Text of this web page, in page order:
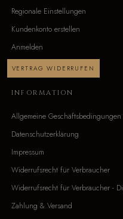
Regionale Einstellungen
Kundenkonto erstellen
Anmelden
VERTRAG WIDERRUFEN
INFORMATION
Allgemeine
Datenschutzerklärung
Impressum
Widerrufsrecht für Verbraucher
Widerrufsrecht für Verbraucher -
Zahlung & Versand